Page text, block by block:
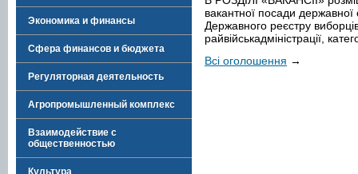
Экономика и финансы
Сфера финансов и бюджета
Регуляторная деятельность
Агропромышленный комплекс
Взаимодействие с
общественностью
Культура
вакантної посади
Державного реєстру
райвійськадміністрації,
Всі оголошення →